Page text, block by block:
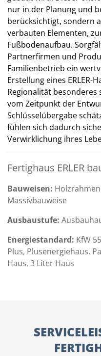
nur in der Planung und
berücksichtigt, sondern
verbauten Elementen,
Fußbodenaufbau.
Partnerfirmen und
Familienbetrieb ein
Erstellung eines ERLER-
Regionalität besonderes
vom Zeitpunkt der
Schlüsselübergabe
fühlen sich dadurch
Verwirklichung ihres
Fertighaus ERLER
Bauweisen:
Massivbauweise
Ausbaustufe:
Energiestandard: KfW
Plus, Plusenergiehaus,
Haus, 3 Liter Haus